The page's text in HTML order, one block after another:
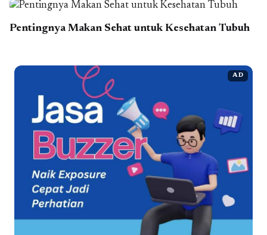
Pentingnya Makan Sehat untuk Kesehatan Tubuh
AD